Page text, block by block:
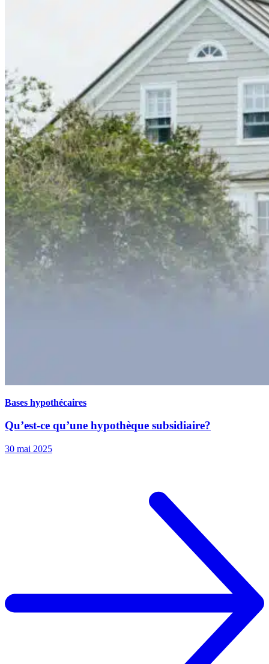
Bases hypothécaires
Qu’est-ce qu’une hypothèque subsidiaire?
30 mai 2025